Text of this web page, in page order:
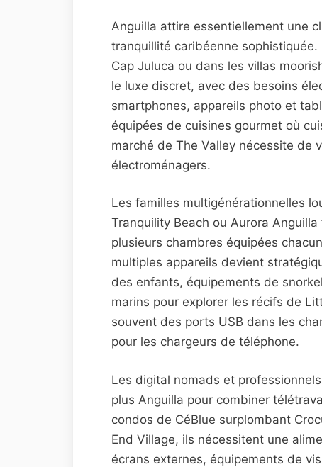
Anguilla attire essentiellement une
tranquillité caribéenne
Cap Juluca ou dans les villas
le luxe discret, avec des besoins
smartphones, appareils photo et
équipées de cuisines gourmet où
marché de The Valley nécessite de
électroménagers.
Les familles multigénérationnelles
Tranquility Beach ou Aurora
plusieurs chambres équipées
multiples appareils devient
des enfants, équipements de
marins pour explorer les récifs de
souvent des ports USB dans les
pour les chargeurs de téléphone.
Les digital nomads et
plus Anguilla pour combiner
condos de CéBlue surplombant
End Village, ils nécessitent une
écrans externes, équipements de